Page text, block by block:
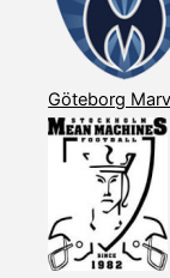
Göteborg